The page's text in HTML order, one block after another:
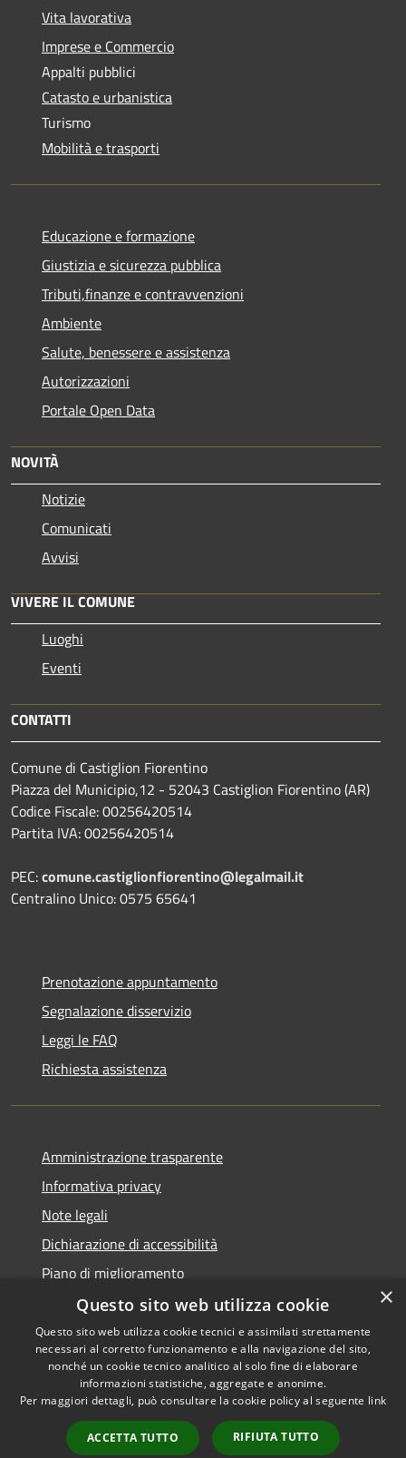
Vita lavorativa
Imprese e Commercio
Appalti pubblici
Catasto e urbanistica
Turismo
Mobilità e trasporti
Educazione e formazione
Giustizia e sicurezza pubblica
Tributi,finanze e contravvenzioni
Ambiente
Salute, benessere e assistenza
Autorizzazioni
Portale Open Data
NOVITÀ
Notizie
Comunicati
Avvisi
VIVERE IL COMUNE
Luoghi
Eventi
CONTATTI
Comune di Castiglion Fiorentino
Piazza del Municipio,12 - 52043 Castiglion Fiorentino (AR)
Codice Fiscale: 00256420514
Partita IVA: 00256420514
PEC:comune.castiglionfiorentino@legalmail.it
Centralino Unico: 0575 65641
Prenotazione appuntamento
Segnalazione disservizio
Leggi le FAQ
Richiesta assistenza
Amministrazione trasparente
Informativa privacy
Note legali
Dichiarazione di accessibilità
Piano di miglioramento
Accessibilità
Privacy
Mappa del sito
Copyright © 2026 • Comune di
Castiglion Fiorentino •
Powered byMunicipium •
Accesso redazione
×
Questo sito web utilizza cookie
Questo sito web utilizza cookie tecnici e assimilati strettamente
necessari al corretto funzionamento e alla navigazione del sito,
nonché un cookie tecnico analitico al solo fine di elaborare
informazioni statistiche, aggregate e anonime.
Per maggiori dettagli, può consultare la cookie policy al seguente link
ACCETTA TUTTO RIFIUTA TUTTO